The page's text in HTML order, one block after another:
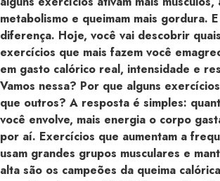
metabolismo e queimam mais gordura.
diferença. Hoje, você vai descobrir
exercícios que mais fazem você
em gasto calórico real, intensidade e
Vamos nessa? Por que alguns
que outros? A resposta é simples:
você envolve, mais energia o corpo
por aí. Exercícios que aumentam a
usam grandes grupos musculares e
alta são os campeões da queima